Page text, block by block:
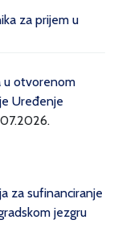
za prijem u
u otvorenom
Uređenje
za sufinanciranje
jezgru